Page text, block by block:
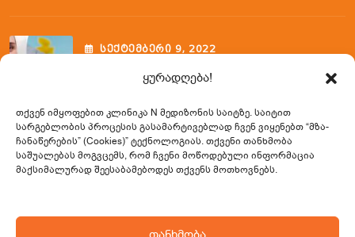
ყურადღება!
თქვენ იმყოფებით კლინიკა N მედიზონის საიტზე. საიტით
სარგებლობის პროცესის გასამარტივებლად ჩვენ ვიყენებთ“მზა-
ჩანაწერების” (Cookies)” ტექნოლოგიას. თქვენი თანხმობა
საშუალებას მოგვცემს, რომ ჩვენი მოწოდებული ინფორმაცია
მაქსიმალურად შეესაბამებოდეს თქვენს მოთხოვნებს.
ᲡᲔᲥᲢᲔᲛᲑᲔᲠᲘ 9, 2022
Ფლებოტომიის Ვენოპუნქციის
Შემსწავლელი Კურსი
Საკონტაქტო Ინფორმაცია